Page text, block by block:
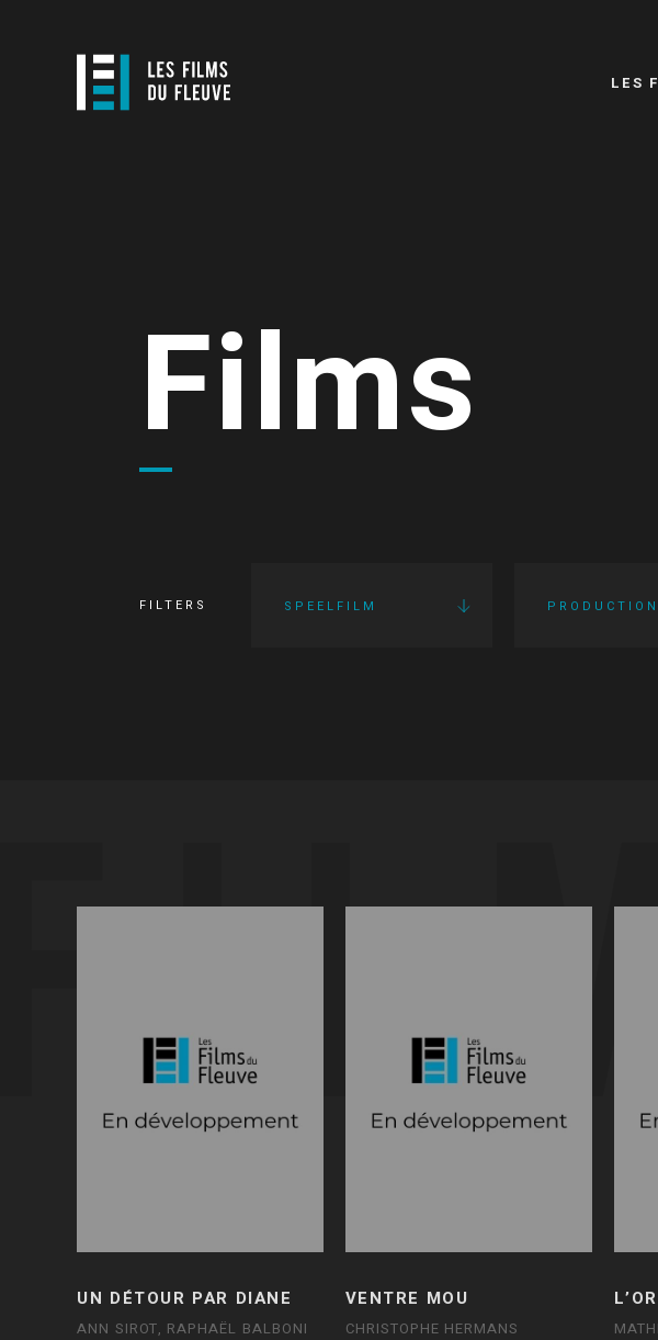
LES
Films
FILTERS SPEELFILM PRODUCTION
UN DÉTOUR PAR DIANE
ANN SIROT, RAPHAËL BALBONI
VENTRE MOU
CHRISTOPHE HERMANS